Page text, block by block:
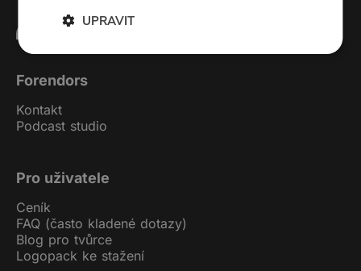
Forendors
Kontakt
Podcast studio
Pro uživatele
Ceník
FAQ (často kladené dotazy)
Blog pro tvůrce
Logopack ke stažení
UPRAVIT